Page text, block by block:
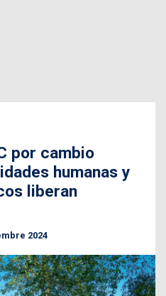
por cambio
humanas y
liberan
2024